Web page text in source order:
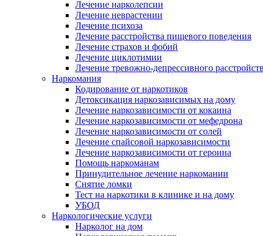
Лечение нарколепсии
Лечение неврастении
Лечение психоза
Лечение расстройства пищевого поведения
Лечение страхов и фобий
Лечение циклотимии
Лечение тревожно-депрессивного
Наркомания
Кодирование от наркотиков
Детоксикация наркозависимых на дому
Лечение наркозависимости от кокаина
Лечение наркозависимости от мефедрона
Лечение наркозависимости от солей
Лечение спайсовой наркозависимости
Лечение наркозависимости от героина
Помощь наркоманам
Принудительное лечение наркомании
Снятие ломки
Тест на наркотики в клинике и на дому
УБОД
Наркологические услуги
Нарколог на дом